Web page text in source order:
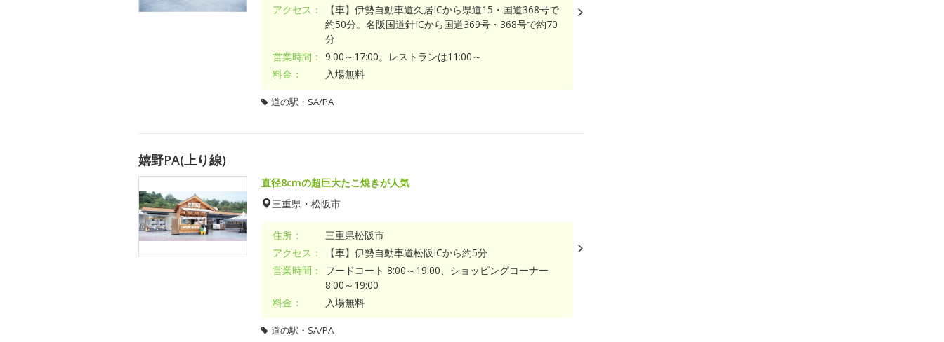
アクセス：
【車】伊勢自動車道久居ICから県道15・国道368号で
約50分。名阪国道針ICから国道369号・368号で約70
分
営業時間： 9:00～17:00。レストランは11:00～
料金：
入場無料
道の駅・SA/PA
嬉野PA(上り線)
直径8cmの超巨大たこ焼きが人気
三重県・松阪市
住所：
三重県松阪市
アクセス：
【車】伊勢自動車道松阪ICから約5分
営業時間：
フードコート 8:00～19:00、ショッピングコーナー
8:00～19:00
料金：
入場無料
道の駅・SA/PA